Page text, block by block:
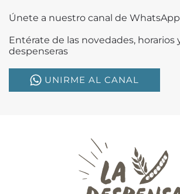
Únete a nuestro canal de
Entérate de las novedades, horarios
despenseras
UNIRME AL CANAL